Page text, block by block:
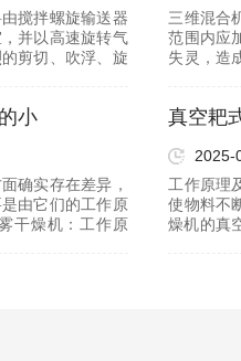
搅拌螺旋输送器
并以高速旋转气
剪切、吹浮、旋
三维混合
范围内应
失灵，造
小
确实存在差异，
由它们的工作原
干燥机：工作原
真空耙
2025-
工作原理
使物料不
燥机的真